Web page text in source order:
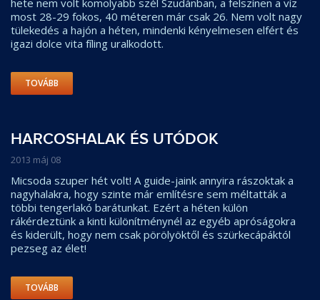
most 28-29 fokos, 40 méteren már csak 26. Nem volt nagy
tülekedés a hajón a héten, mindenki kényelmesen elfért és
igazi dolce vita fíling uralkodott.
TOVÁBB
HARCOSHALAK ÉS UTÓDOK
2013 máj 08
Micsoda szuper hét volt! A guide-jaink annyira rászoktak a
nagyhalakra, hogy szinte már említésre sem méltatták a
többi tengerlakó barátunkat. Ezért a héten külön
rákérdeztünk a kinti különítménynél az egyéb apróságokra
és kiderült, hogy nem csak pörölyöktől és szürkecápáktól
pezseg az élet!
TOVÁBB